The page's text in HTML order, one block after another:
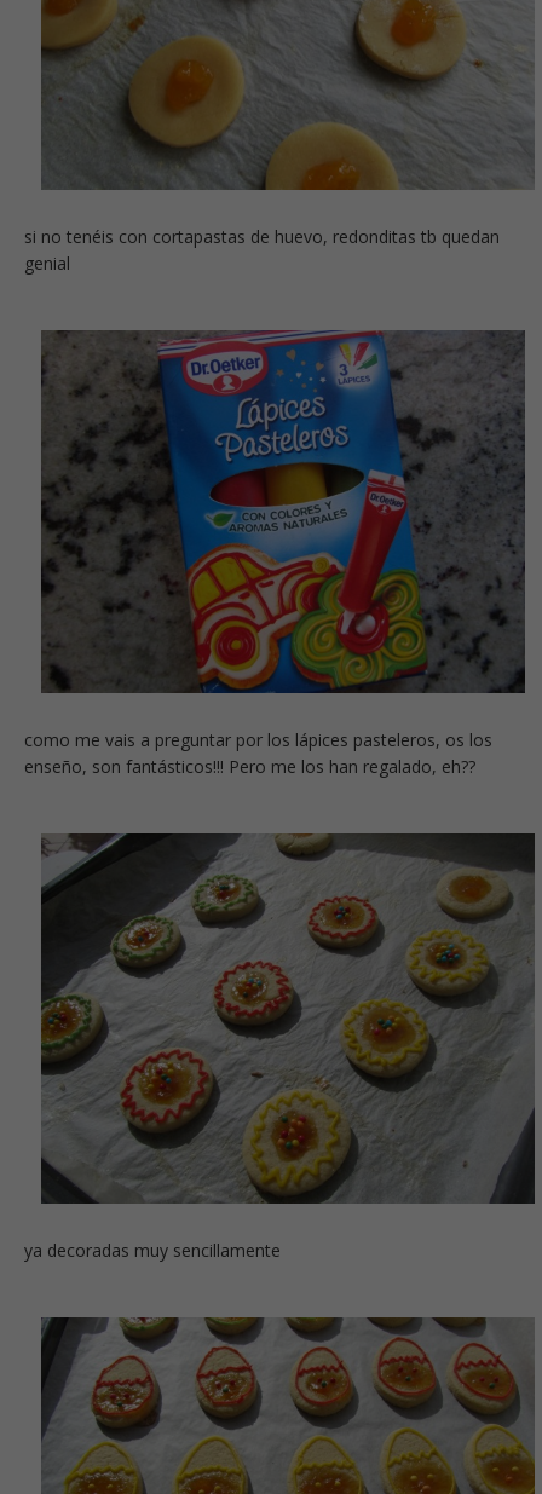
si no tenéis con cortapastas de huevo, redonditas tb quedan
genial
como me vais a preguntar por los lápices pasteleros, os los
enseño, son fantásticos!!! Pero me los han regalado, eh??
ya decoradas muy sencillamente